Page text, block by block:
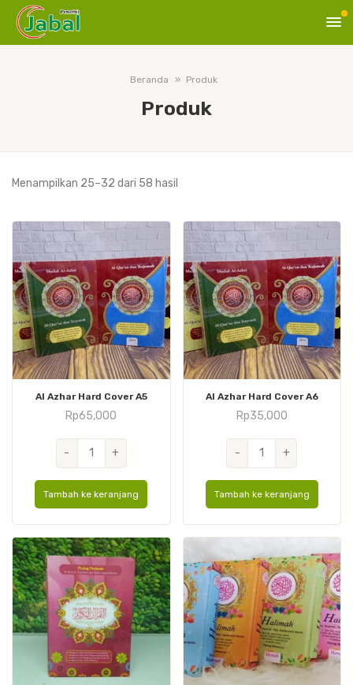
Beranda Produk
Produk
Menampilkan 25–32 dari 58 hasil
yang
terbaru
Al Azhar Hard Cover A5
Rp65,000
-
Kuantitas
Al
Azhar
Cover
A5
+
Tambah ke keranjang
Al Azhar Hard Cover A6
Rp35,000
-
Kuantitas
Al
Azhar
Cover
A6
+
Tambah ke keranjang